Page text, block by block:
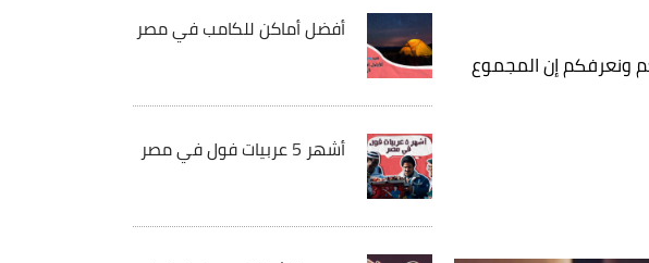
ونعرفكم إن المجموع
أفضل أماكن للكامب في مصر
أشهر 5 عربيات فول في مصر